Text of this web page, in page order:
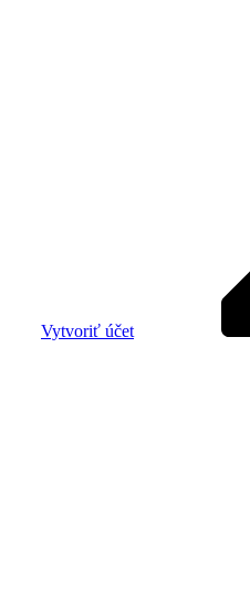
Vytvoriť účet